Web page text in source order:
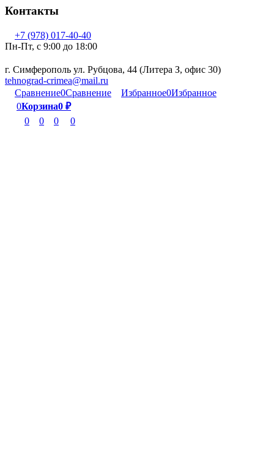
Контакты
+7 (978) 017-40-40
Пн-Пт, c 9:00 до 18:00
г. Симферополь ул. Рубцова, 44 (Литера З, офис 30)
tehnograd-crimea@mail.ru
Сравнение0Сравнение Избранное0Избранное
0Корзина0 ₽
0
0 0 0